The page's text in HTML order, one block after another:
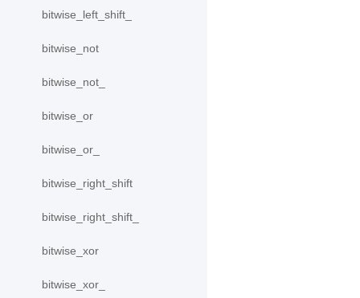
bitwise_left_shift_
bitwise_not
bitwise_not_
bitwise_or
bitwise_or_
bitwise_right_shift
bitwise_right_shift_
bitwise_xor
bitwise_xor_